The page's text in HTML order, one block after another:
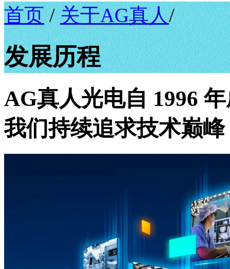
首页 / 关于AG真人/
发展历程
AG真人光电自 1996
我们持续追求技术巅峰